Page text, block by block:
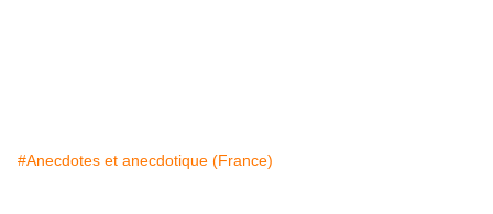
#Anecdotes et anecdotique (France)